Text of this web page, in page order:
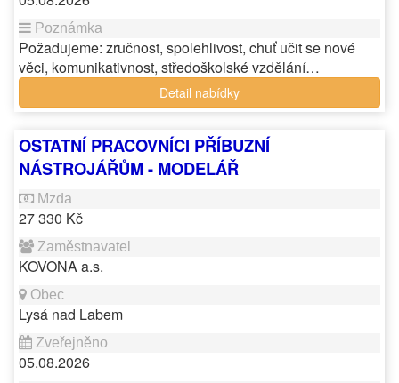
Požadujeme: zručnost, spolehlivost, chuť učit se nové
věci, komunikativnost, středoškolské vzdělání…
Detail nabídky
OSTATNÍ PRACOVNÍCI PŘÍBUZNÍ
NÁSTROJÁŘŮM - MODELÁŘ
27 330 Kč
KOVONA a.s.
Lysá nad Labem
05.08.2026